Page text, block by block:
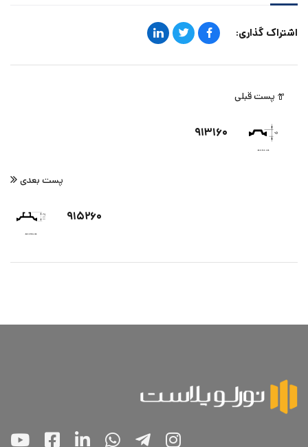
اشتراک گذاری:
پست قبلی
۹۱۳۱۶۰
پست بعدی
۹۱۵۲۶۰